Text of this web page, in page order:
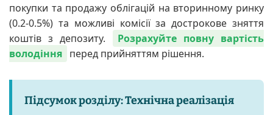
покупки та продажу облігацій на вторинному ринку
(0.2-0.5%) та можливі комісії за дострокове зняття
коштів з депозиту.
Розрахуйте повну вартість
володіння перед прийняттям рішення.
Підсумок розділу: Технічна реалізація